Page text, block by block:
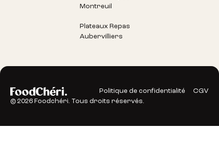
Montreuil
Plateaux Repas
Aubervilliers
Politique de confidentialité
CGV
©2026 Foodchéri. Tous droits réservés.